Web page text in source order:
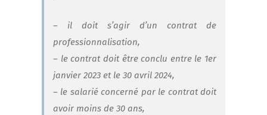
– il doit s’agir d’un contrat de
professionnalisation,
– le contrat doit être conclu entre le 1er
janvier 2023 et le 30 avril 2024,
– le salarié concerné par le contrat doit
avoir moins de 30 ans,